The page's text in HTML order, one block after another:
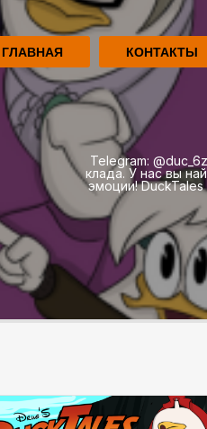
ГЛАВНАЯ КОНТАКТЫ
Telegram:
клада. У нас вы
эмоции!